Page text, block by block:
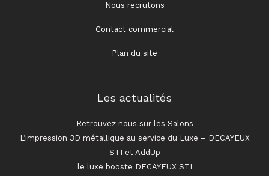
Nous recrutons
Contact commercial
Plan du site
Les actualités
Retrouvez nous sur les Salons
L’impression 3D métallique au service du Luxe – DECAYEUX
STI et AddUp
le luxe booste DECAYEUX STI